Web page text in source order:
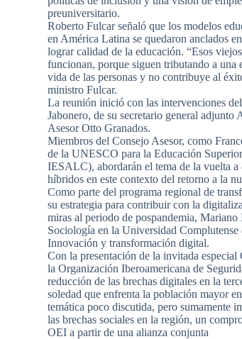
preuniversitario.
Roberto Fulcar señaló que los modelos
en América Latina se quedaron anclados
lograr calidad de la educación. “Esos
funcionan, porque siguen tributando a una
vida de las personas y no contribuye al
ministro Fulcar.
La reunión inició con las intervenciones
Jabonero, de su secretario general
Asesor Otto Granados.
Miembros del Consejo Asesor, como
de la UNESCO para la Educación
IESALC), abordarán el tema de la vuelta a
híbridos en este contexto del retorno a la
Como parte del programa regional de
su estrategia para contribuir con la
miras al periodo de pospandemia,
Sociología en la Universidad
Innovación y transformación digital.
Con la presentación de la invitada
la Organización Iberoamericana de
reducción de las brechas digitales en la
soledad que enfrenta la población mayor
temática poco discutida, pero sumamente
las brechas sociales en la región, un
OEI a partir de una alianza conjunta